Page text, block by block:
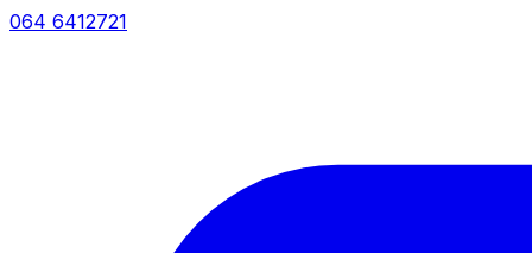
064 6412721